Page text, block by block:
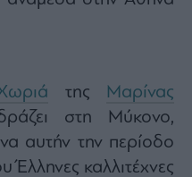
της Μαρίνας
στη Μύκονο,
αυτήν την περίοδο
Έλληνες καλλιτέχνες